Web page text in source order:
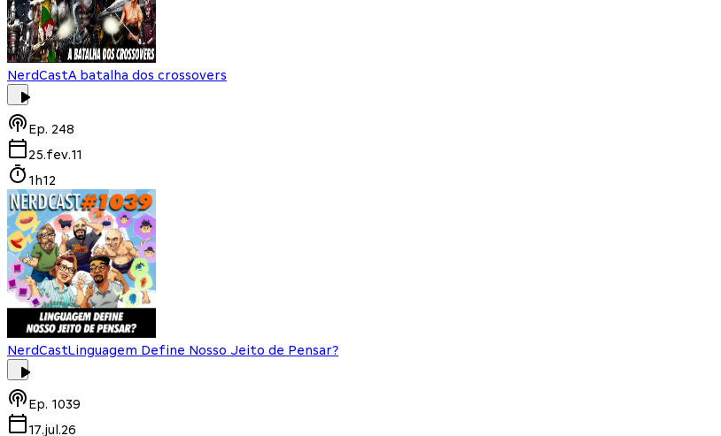
NerdCastA batalha dos crossovers
Ep. 248
25.fev.11
1h12
NerdCastLinguagem Define Nosso Jeito de Pensar?
Ep. 1039
17.jul.26